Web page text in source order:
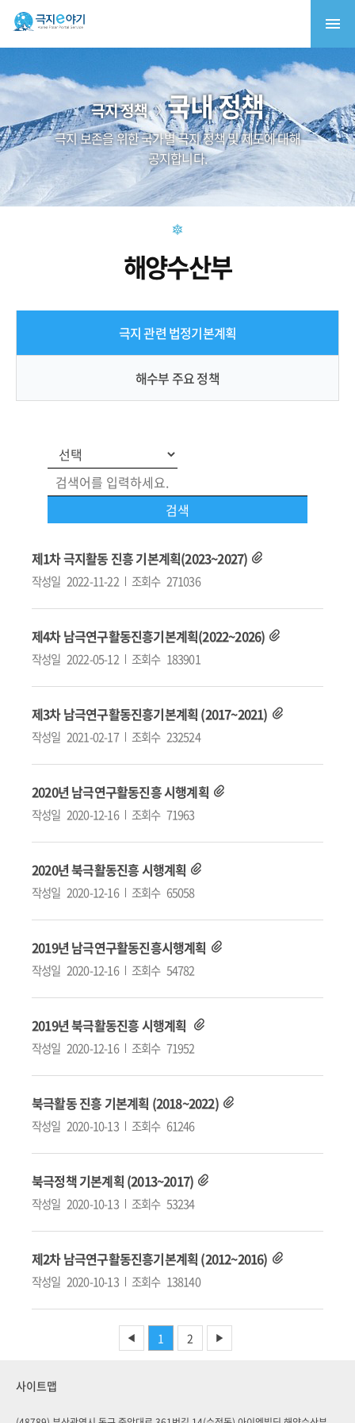
극지 정책 국내 정책
극지 보존을 위한 국가별 극지 정책 및 제도에 대해
공지합니다.
해양수산부
극지 관련 법정기본계획
해수부 주요 정책
제1차 극지활동 진흥 기본계획(2023~2027)
작성일 2022-11-22 조회수 271036
제4차 남극연구활동진흥기본계획(2022~2026)
작성일 2022-05-12 조회수 183901
제3차 남극연구활동진흥기본계획 (2017~2021)
작성일 2021-02-17 조회수 232524
2020년 남극연구활동진흥 시행계획
작성일 2020-12-16 조회수 71963
2020년 북극활동진흥 시행계획
작성일 2020-12-16 조회수 65058
2019년 남극연구활동진흥시행계획
작성일 2020-12-16 조회수 54782
2019년 북극활동진흥 시행계획
작성일 2020-12-16 조회수 71952
북극활동 진흥 기본계획 (2018~2022)
작성일 2020-10-13 조회수 61246
북극정책 기본계획 (2013~2017)
작성일 2020-10-13 조회수 53234
제2차 남극연구활동진흥기본계획 (2012~2016)
작성일 2020-10-13 조회수 138140
◀ 1 2 ▶
사이트맵